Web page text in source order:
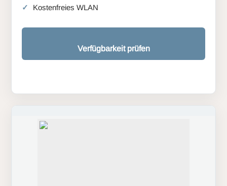
Kostenfreies WLAN
Verfügbarkeit prüfen